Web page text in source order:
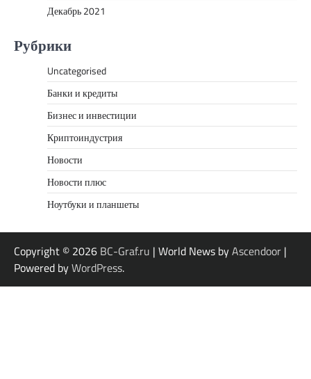
Декабрь 2021
Рубрики
Uncategorised
Банки и кредиты
Бизнес и инвестиции
Криптоиндустрия
Новости
Новости плюс
Ноутбуки и планшеты
Copyright © 2026 BC-Graf.ru | World News byAscendoor |
Powered byWordPress.